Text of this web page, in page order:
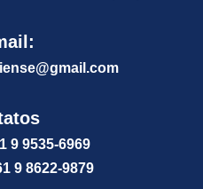
ail.com
9 9535-6969
9 8622-9879